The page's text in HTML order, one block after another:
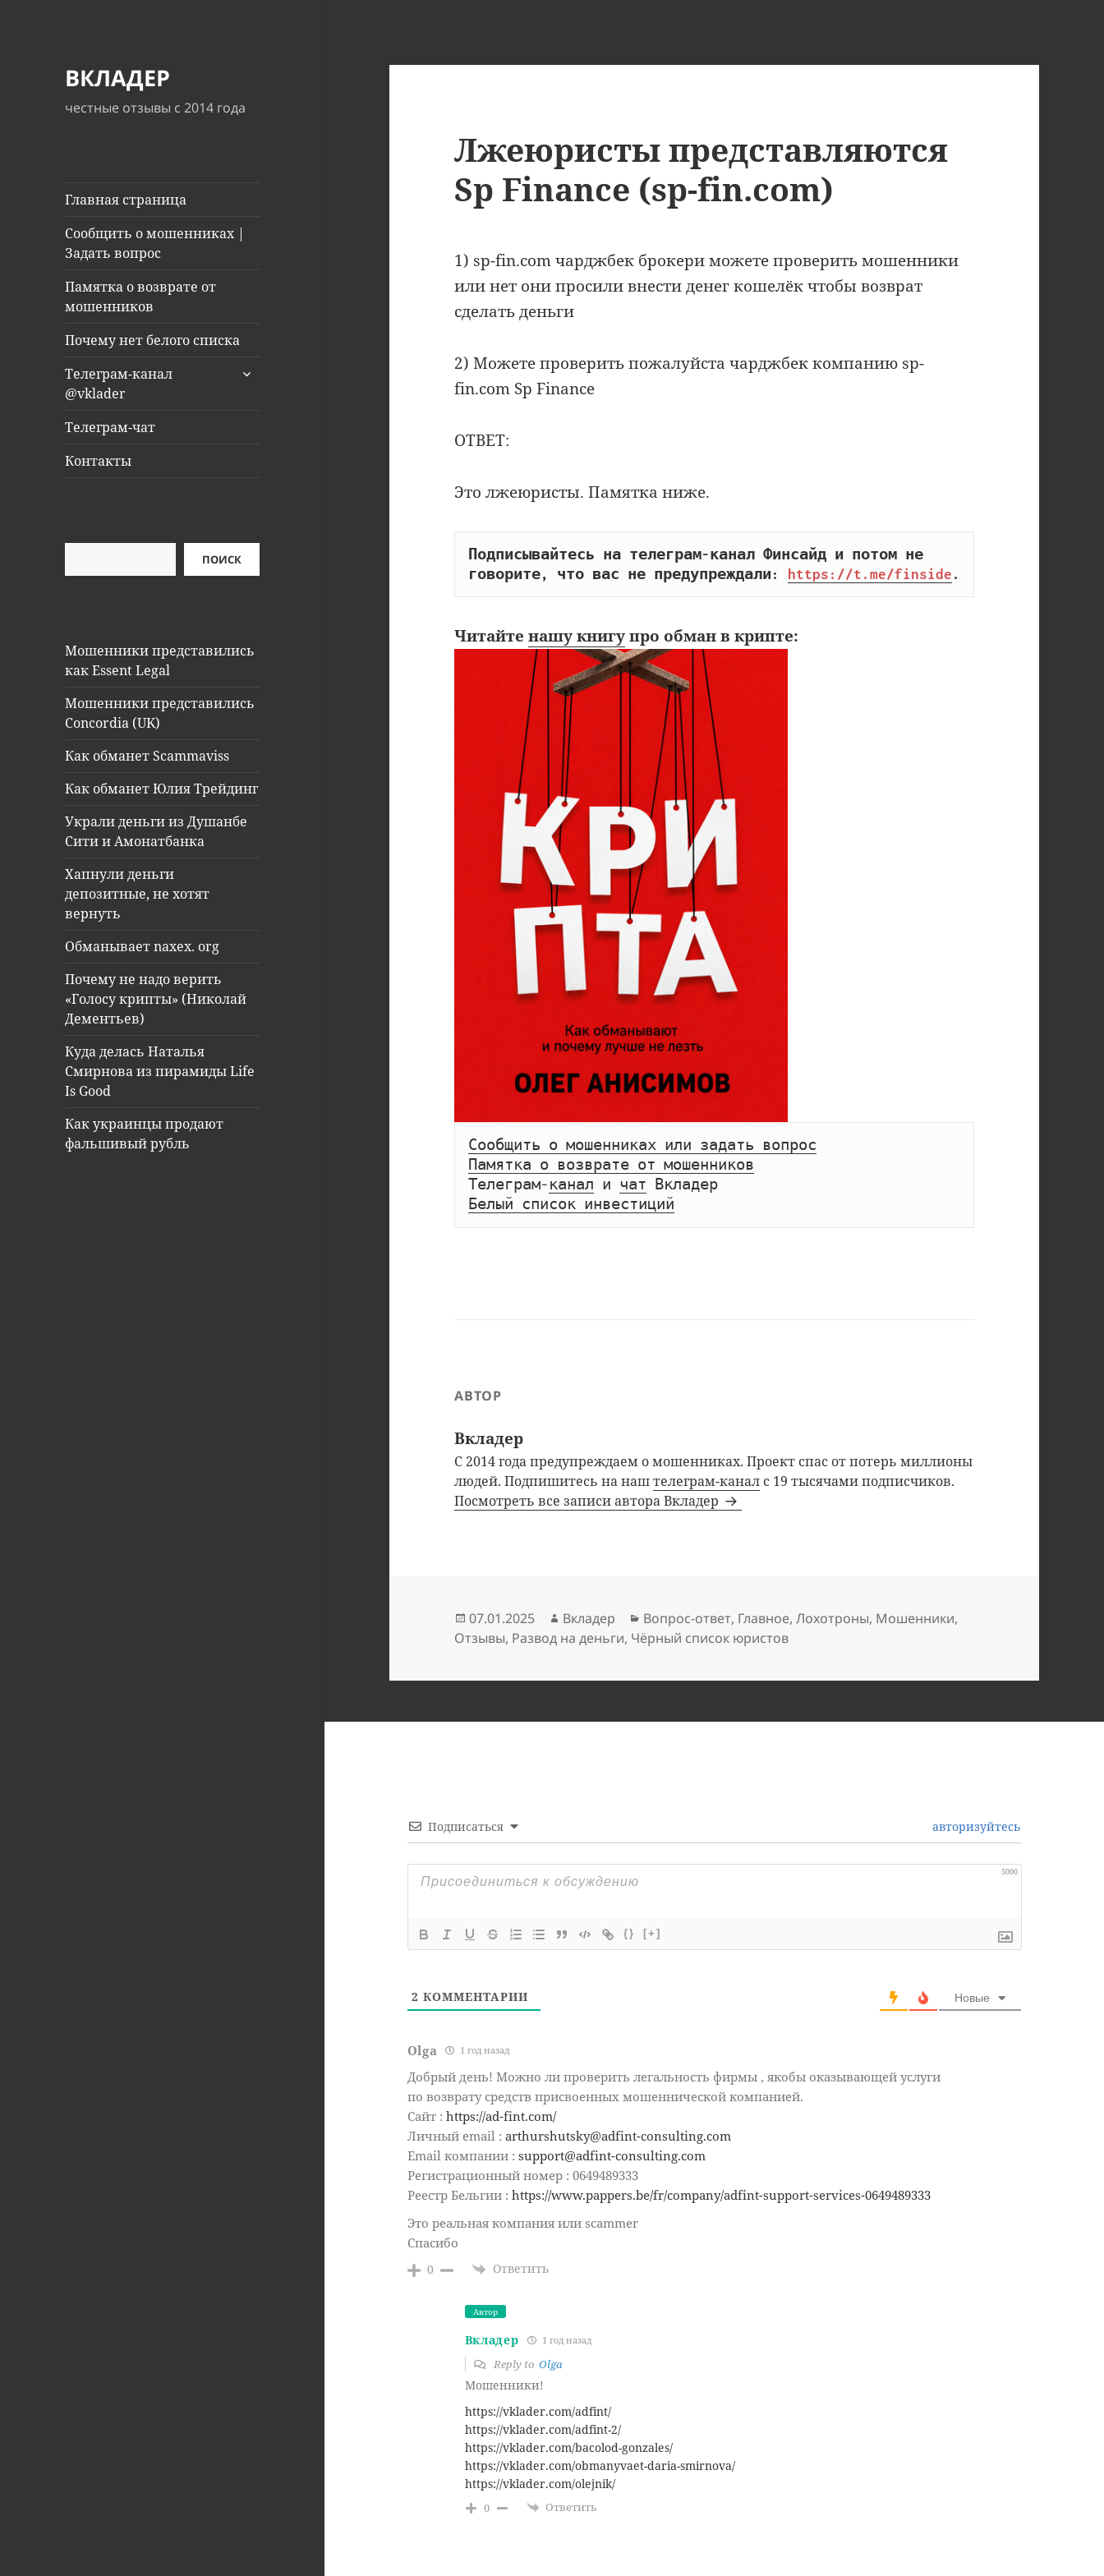
ВКЛАДЕР
честные отзывы с 2014 года
Главная страница
Сообщить о мошенниках |
Задать вопрос
Памятка о возврате от
мошенников
Почему нет белого списка
Телеграм-канал
@vklader
раскрыть
Телеграм-чат
Контакты
ПОИСК
Мошенники представились
как Essent Legal
Мошенники представились
Concordia (UK)
Как обманет Scammaviss
Как обманет Юлия Трейдинг
Украли деньги из Душанбе
Сити и Амонатбанка
Хапнули деньги
депозитные, не хотят
вернуть
Обманывает naxex. org
Почему не надо верить
«Голосу крипты» (Николай
Дементьев)
Куда делась Наталья
Смирнова из пирамиды Life
Is Good
Как украинцы продают
фальшивый рубль
Лжеюристы представляются
Sp Finance (sp-fin.com)
1) sp-fin.com чарджбек брокери можете проверить мошенники
или нет они просили внести денег кошелёк чтобы возврат
сделать деньги
2) Можете проверить пожалуйста чарджбек компанию sp-
fin.com Sp Finance
ОТВЕТ:
Это лжеюристы. Памятка ниже.
Подписывайтесь на телеграм-канал Финсайд и потом не
говорите, что вас не предупреждали:
https://t.me/finside .
Читайтенашу книгупро обман в крипте:
Сообщить о мошенниках или задать вопрос
Памятка о возврате от мошенников
Телеграм- канал и чат
Вкладер
Белый список инвестиций
АВТОР
Вкладер
С 2014 года предупреждаем о мошенниках. Проект спас от потерь миллионы
людей. Подпишитесь на наштелеграм-канал с 19 тысячами подписчиков.
Посмотреть все записи автора Вкладер
Опубликовано
07.01.2025 Автор
Вкладер Рубрики
Вопрос-ответ, Главное,Лохотроны, Мошенники,
Отзывы, Развод на деньги, Чёрный список юристов
Подписаться авторизуйтесь
5000
{} [+]
2 КОММЕНТАРИИ Новые
Olga 1 год назад
Добрый день! Можно ли проверить легальность фирмы , якобы оказывающей услуги
по возврату средств присвоенных мошеннической компанией.
Сайт : https://ad-fint.com/
Личный email : arthurshutsky@adfint-consulting.com
Email компании : support@adfint-consulting.com
Регистрационный номер : 0649489333
Реестр Бельгии : https://www.pappers.be/fr/company/adfint-support-services-0649489333
Это реальная компания или scammer
Спасибо
0 Ответить
Автор
Вкладер 1 год назад
Reply to Olga
Мошенники!
https://vklader.com/adfint/
https://vklader.com/adfint-2/
https://vklader.com/bacolod-gonzales/
https://vklader.com/obmanyvaet-daria-smirnova/
https://vklader.com/olejnik/
0 Ответить